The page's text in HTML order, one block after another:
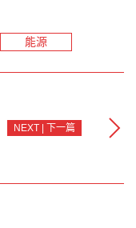
能源
NEXT | 下一篇